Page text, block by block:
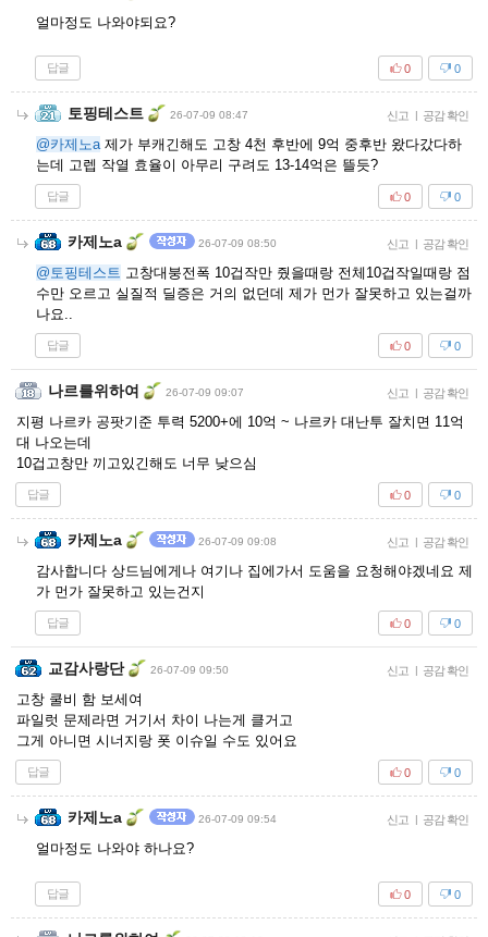
얼마정도 나와야되요?
답글 0
0
토핑테스트 26-07-09 08:47 신고 | 공감 확인
@카제노a제가 부캐긴해도 고창 4천 후반에 9억 중후반 왔다갔다하
는데 고렙 작열 효율이 아무리 구려도 13-14억은 뜰듯?
답글 0
0
카제노a 26-07-09 08:50 신고 | 공감 확인
@토핑테스트 고창대붕전폭 10겁작만 줬을때랑 전체10겁작일때랑 점
수만 오르고 실질적 딜증은 거의 없던데 제가 먼가 잘못하고 있는걸까
나요..
답글 0
0
나르를위하여 26-07-09 09:07 신고 | 공감 확인
지평 나르카 공팟기준 투력 5200+에 10억 ~ 나르카 대난투 잘치면 11억
대 나오는데
10겁고창만 끼고있긴해도 너무 낮으심
답글 0
0
카제노a 26-07-09 09:08 신고 | 공감 확인
감사합니다 상드님에게나 여기나 집에가서 도움을 요청해야겠네요 제
가 먼가 잘못하고 있는건지
답글 0
0
교감사랑단 26-07-09 09:50 신고 | 공감 확인
고창 쿨비 함 보세여
파일럿 문제라면 거기서 차이 나는게 클거고
그게 아니면 시너지랑 폿 이슈일 수도 있어요
답글 0
0
카제노a 26-07-09 09:54 신고 | 공감 확인
얼마정도 나와야 하나요?
답글 0
0